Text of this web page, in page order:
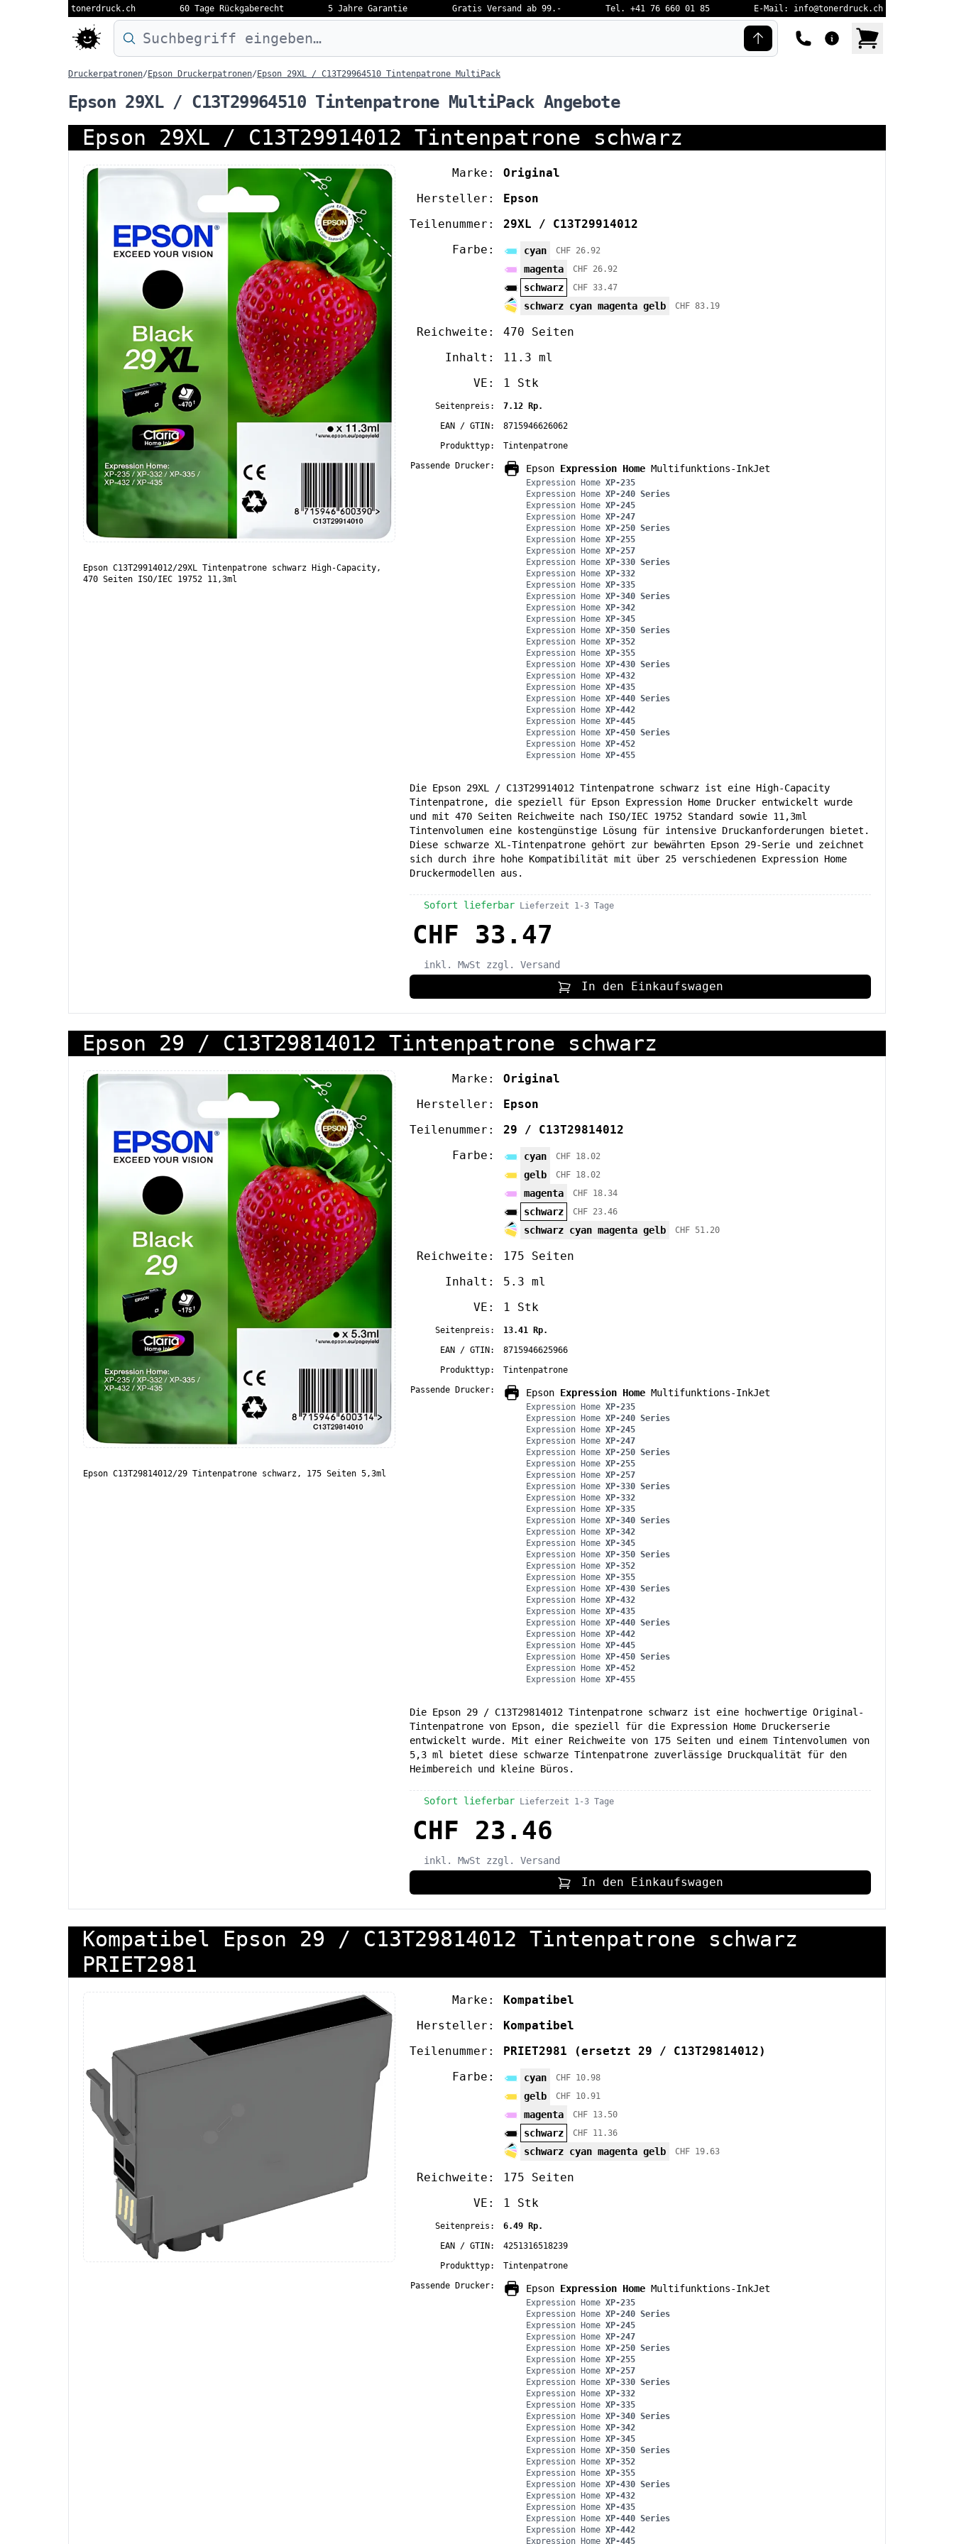
tonerdruck.ch 60 Tage Rückgaberecht 5 Jahre Garantie Gratis Versand ab 99.- Tel. +41 76 660 01 85 E-Mail: info@tonerdruck.ch
Druckermodell oder Produktnamen eingeben…
Druckerpatronen/ Epson Druckerpatronen/ Epson 29XL / C13T29964510 Tintenpatrone MultiPack
Epson 29XL / C13T29964510 Tintenpatrone MultiPack Angebote
Epson 29XL / C13T29914012 Tintenpatrone schwarz
Epson C13T29914012/29XL Tintenpatrone schwarz High-Capacity,
470 Seiten ISO/IEC 19752 11,3ml
Marke:
Original
Hersteller:
Epson
Teilenummer:
29XL / C13T29914012
Farbe:
cyan CHF 26.92
magenta CHF 26.92
schwarz CHF 33.47
schwarz cyan magenta gelb CHF 83.19
Reichweite:
470 Seiten
Inhalt:
11.3 ml
VE:
1 Stk
Seitenpreis:
7.12 Rp.
EAN / GTIN:
8715946626062
Produkttyp:
Tintenpatrone
Passende Drucker:
Epson Expression Home Multifunktions-InkJet
Expression Home XP-235
Expression Home XP-240 Series
Expression Home XP-245
Expression Home XP-247
Expression Home XP-250 Series
Expression Home XP-255
Expression Home XP-257
Expression Home XP-330 Series
Expression Home XP-332
Expression Home XP-335
Expression Home XP-340 Series
Expression Home XP-342
Expression Home XP-345
Expression Home XP-350 Series
Expression Home XP-352
Expression Home XP-355
Expression Home XP-430 Series
Expression Home XP-432
Expression Home XP-435
Expression Home XP-440 Series
Expression Home XP-442
Expression Home XP-445
Expression Home XP-450 Series
Expression Home XP-452
Expression Home XP-455
Die Epson 29XL / C13T29914012 Tintenpatrone schwarz ist eine High-Capacity
Tintenpatrone, die speziell für Epson Expression Home Drucker entwickelt wurde
und mit 470 Seiten Reichweite nach ISO/IEC 19752 Standard sowie 11,3ml
Tintenvolumen eine kostengünstige Lösung für intensive Druckanforderungen bietet.
Diese schwarze XL-Tintenpatrone gehört zur bewährten Epson 29-Serie und zeichnet
sich durch ihre hohe Kompatibilität mit über 25 verschiedenen Expression Home
Druckermodellen aus.
Sofort lieferbar Lieferzeit 1-3 Tage
CHF 33.47
inkl. MwSt zzgl. Versand
In den Einkaufswagen
Epson 29 / C13T29814012 Tintenpatrone schwarz
Epson C13T29814012/29 Tintenpatrone schwarz, 175 Seiten 5,3ml
Marke:
Original
Hersteller:
Epson
Teilenummer:
29 / C13T29814012
Farbe:
cyan CHF 18.02
gelb CHF 18.02
magenta CHF 18.34
schwarz CHF 23.46
schwarz cyan magenta gelb CHF 51.20
Reichweite:
175 Seiten
Inhalt:
5.3 ml
VE:
1 Stk
Seitenpreis:
13.41 Rp.
EAN / GTIN:
8715946625966
Produkttyp:
Tintenpatrone
Passende Drucker:
Epson Expression Home Multifunktions-InkJet
Expression Home XP-235
Expression Home XP-240 Series
Expression Home XP-245
Expression Home XP-247
Expression Home XP-250 Series
Expression Home XP-255
Expression Home XP-257
Expression Home XP-330 Series
Expression Home XP-332
Expression Home XP-335
Expression Home XP-340 Series
Expression Home XP-342
Expression Home XP-345
Expression Home XP-350 Series
Expression Home XP-352
Expression Home XP-355
Expression Home XP-430 Series
Expression Home XP-432
Expression Home XP-435
Expression Home XP-440 Series
Expression Home XP-442
Expression Home XP-445
Expression Home XP-450 Series
Expression Home XP-452
Expression Home XP-455
Die Epson 29 / C13T29814012 Tintenpatrone schwarz ist eine hochwertige Original-
Tintenpatrone von Epson, die speziell für die Expression Home Druckerserie
entwickelt wurde. Mit einer Reichweite von 175 Seiten und einem Tintenvolumen von
5,3 ml bietet diese schwarze Tintenpatrone zuverlässige Druckqualität für den
Heimbereich und kleine Büros.
Sofort lieferbar Lieferzeit 1-3 Tage
CHF 23.46
inkl. MwSt zzgl. Versand
In den Einkaufswagen
Kompatibel Epson 29 / C13T29814012 Tintenpatrone schwarz
PRIET2981
Marke:
Kompatibel
Hersteller:
Kompatibel
Teilenummer:
PRIET2981
(ersetzt 29 / C13T29814012)
Farbe:
cyan CHF 10.98
gelb CHF 10.91
magenta CHF 13.50
schwarz CHF 11.36
schwarz cyan magenta gelb CHF 19.63
Reichweite:
175 Seiten
VE:
1 Stk
Seitenpreis:
6.49 Rp.
EAN / GTIN:
4251316518239
Produkttyp:
Tintenpatrone
Passende Drucker:
Epson Expression Home Multifunktions-InkJet
Expression Home XP-235
Expression Home XP-240 Series
Expression Home XP-245
Expression Home XP-247
Expression Home XP-250 Series
Expression Home XP-255
Expression Home XP-257
Expression Home XP-330 Series
Expression Home XP-332
Expression Home XP-335
Expression Home XP-340 Series
Expression Home XP-342
Expression Home XP-345
Expression Home XP-350 Series
Expression Home XP-352
Expression Home XP-355
Expression Home XP-430 Series
Expression Home XP-432
Expression Home XP-435
Expression Home XP-440 Series
Expression Home XP-442
Expression Home XP-445